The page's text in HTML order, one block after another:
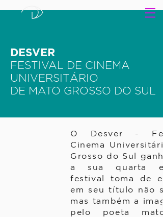
DESVER
FESTIVAL DE CINEMA
UNIVERSITÁRIO
DE MATO GROSSO DO SUL
O Desver -
Cinema
Grosso do Sul
a sua quarta
festival toma de
em seu título não
mas também a
pelo poeta